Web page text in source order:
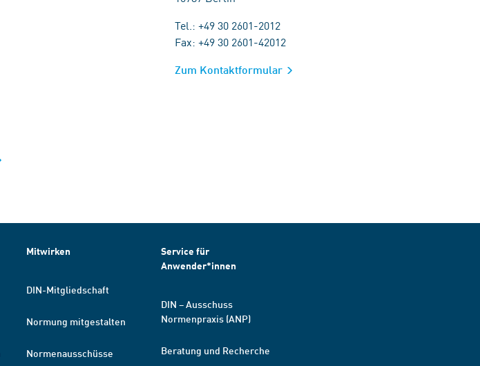
Tel.: +49 30 2601-2012
Fax: +49 30 2601-42012
Zum Kontaktformular
Mitwirken
DIN-Mitgliedschaft
Normung mitgestalten
Normenausschüsse
Service für
Anwender*innen
DIN – Ausschuss
Normenpraxis (ANP)
Beratung und Recherche